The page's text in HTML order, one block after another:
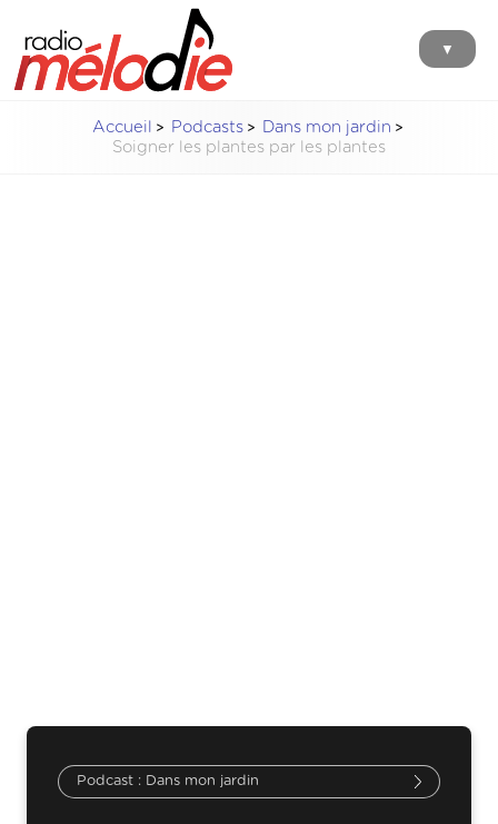
▼
Accueil Podcasts
Dans mon jardin
Soigner les plantes par les plantes
Dans mon jardin